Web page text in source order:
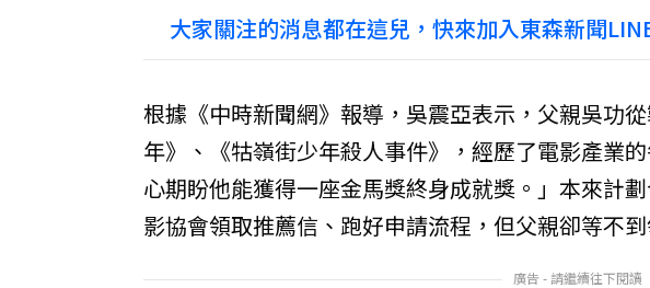
大家關注的消息都在這兒，快來加入東森新聞
根據《中時新聞網》報導，吳震亞表示，父親吳功
年》、《牯嶺街少年殺人事件》，經歷了電影產業
心期盼他能獲得一座金馬獎終身成就獎。」本來計
影協會領取推薦信、跑好申請流程，但父親卻等不
廣告 - 請繼續往下閱讀